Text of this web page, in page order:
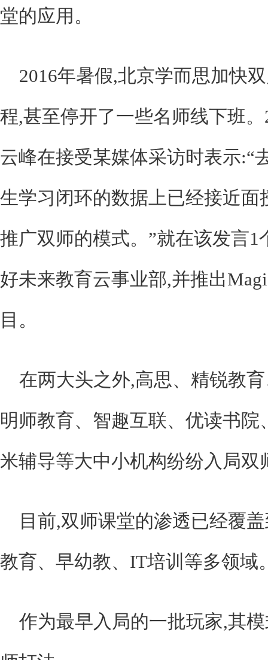
堂的应用。
2016年暑假,北京学而思加快
程,甚至停开了一些名师线下班
云峰在接受某媒体采访时表示:“
生学习闭环的数据上已经接近面
推广双师的模式。”就在该发言
好未来教育云事业部,并推出
目。
在两大头之外,高思、精锐教
明师教育、智趣互联、优读书院
米辅导等大中小机构纷纷入局双
目前,双师课堂的渗透已经覆
教育、早幼教、IT培训等多领域
作为最早入局的一批玩家,其